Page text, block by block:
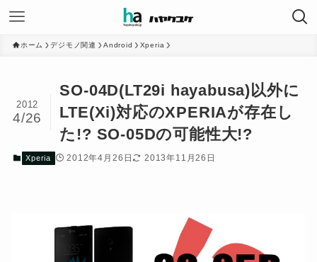
ホーム デジモノ関連 Android Xperia
SO-04D(LT29i hayabusa)以外に
LTE(Xi)対応のXPERIAが存在し
た!? SO-05Dの可能性大!?
2012
4/26
Xperia 2012年4月26日 2013年11月26日